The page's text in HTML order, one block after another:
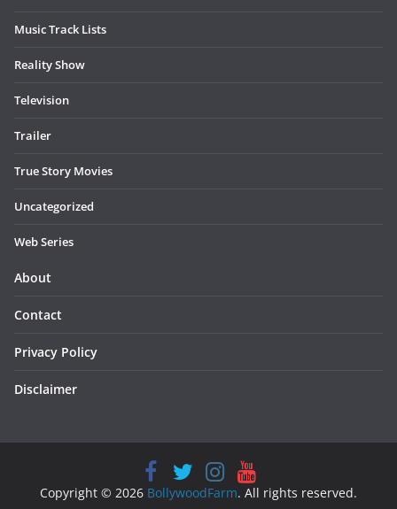
Music Track Lists
Reality Show
Television
Trailer
True Story Movies
Uncategorized
Web Series
About
Contact
Privacy Policy
Disclaimer
Copyright © 2026 BollywoodFarm. All rights reserved.